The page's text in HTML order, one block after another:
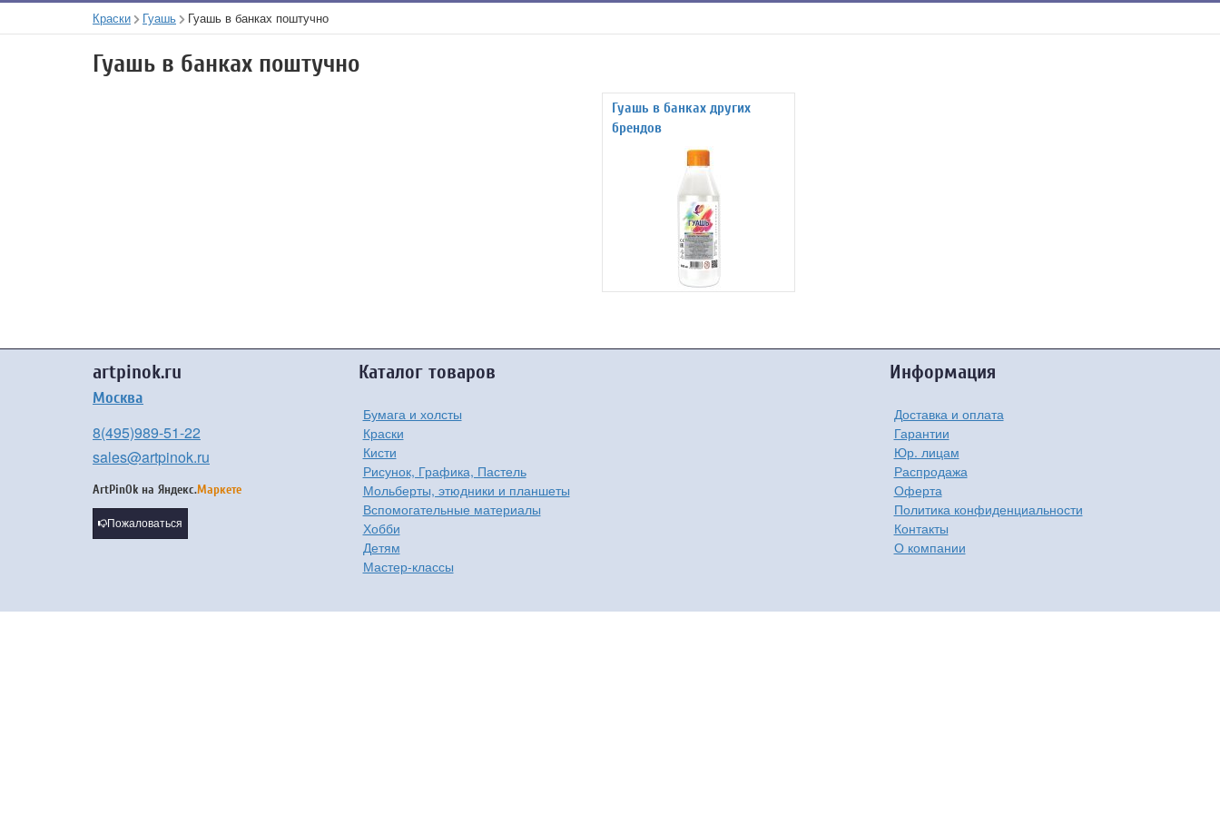
Краски Гуашь Гуашь в банках поштучно
Гуашь в банках поштучно
Гуашь в банках других
брендов
artpinok.ru
Москва
8(495)989-51-22
sales@artpinok.ru
ArtPinOk на Яндекс.Маркете
Пожаловаться
Каталог товаров
Бумага и холсты
Краски
Кисти
Рисунок, Графика, Пастель
Мольберты, этюдники и планшеты
Вспомогательные материалы
Хобби
Детям
Мастер-классы
Информация
Доставка и оплата
Гарантии
Юр. лицам
Распродажа
Оферта
Политика конфиденциальности
Контакты
О компании